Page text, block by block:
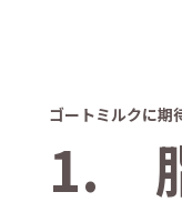
ゴートミルクに期
1.